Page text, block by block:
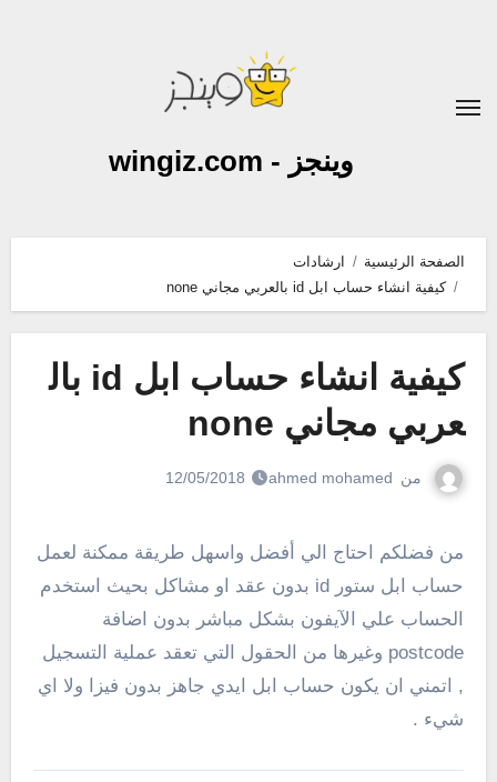
وينجز - wingiz.com
الصفحة الرئيسية
ارشادات
كيفية انشاء حساب ابل id بالعربي مجاني none
كيفية انشاء حساب ابل id بال
عربي مجاني none
من ahmed mohamed
12/05/2018
من فضلكم احتاج الي أفضل واسهل طريقة ممكنة لعمل
حساب ابل ستور id بدون عقد او مشاكل بحيث استخدم
الحساب علي الآيفون بشكل مباشر بدون اضافة
postcode وغيرها من الحقول التي تعقد عملية التسجيل
, اتمني ان يكون حساب ابل ايدي جاهز بدون فيزا ولا اي
شيء .